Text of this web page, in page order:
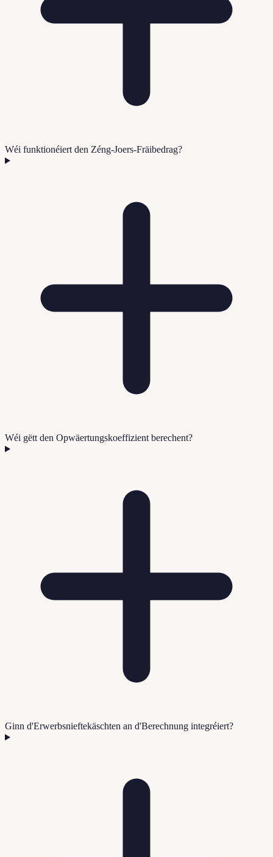
Wéi funktionéiert den Zéng-Joers-Fräibedrag?
Wéi gëtt den Opwäertungskoeffizient berechent?
Ginn d'Erwerbsnieftekäschten an d'Berechnung integréiert?